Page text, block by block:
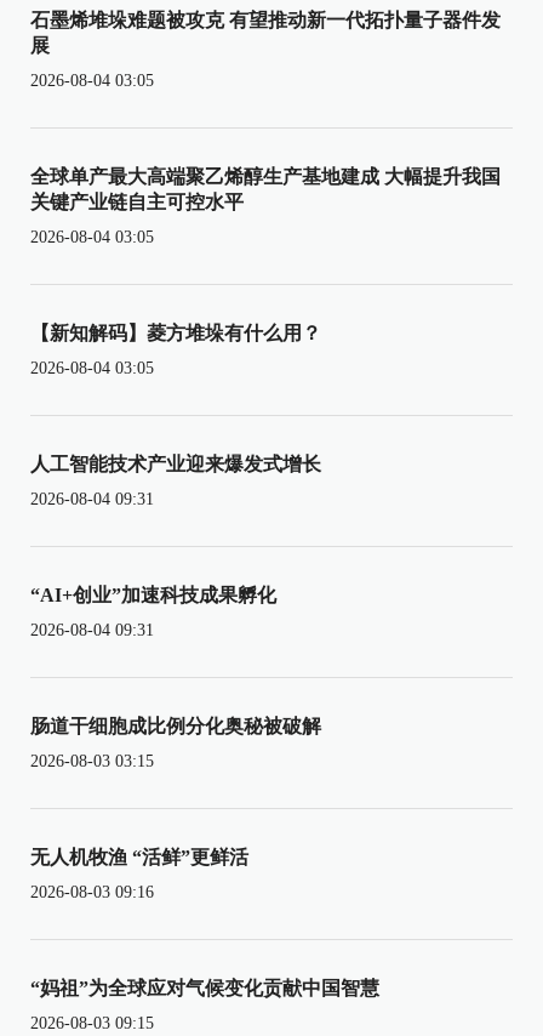
石墨烯堆垛难题被攻克 有望推动新一代拓扑量子器件发
展
2026-08-04 03:05
全球单产最大高端聚乙烯醇生产基地建成 大幅提升我国
关键产业链自主可控水平
2026-08-04 03:05
【新知解码】菱方堆垛有什么用？
2026-08-04 03:05
人工智能技术产业迎来爆发式增长
2026-08-04 09:31
“AI+创业”加速科技成果孵化
2026-08-04 09:31
肠道干细胞成比例分化奥秘被破解
2026-08-03 03:15
无人机牧渔 “活鲜”更鲜活
2026-08-03 09:16
“妈祖”为全球应对气候变化贡献中国智慧
2026-08-03 09:15